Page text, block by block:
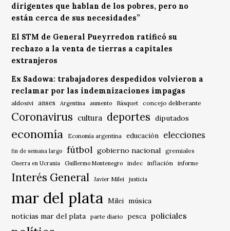
dirigentes que hablan de los pobres, pero no
están cerca de sus necesidades”
El STM de General Pueyrredon ratificó su
rechazo a la venta de tierras a capitales
extranjeros
Ex Sadowa: trabajadores despedidos volvieron a
reclamar por las indemnizaciones impagas
aldosivi anses Argentina aumento Básquet concejo deliberante
Coronavirus cultura deportes diputados
economía Economía argentina educación elecciones
fin de semana largo fútbol gobierno nacional gremiales
Guerra en Ucrania Guillermo Montenegro indec inflación informe
Interés General Javier Milei justicia
mar del plata Milei música
noticias mar del plata
parte diario pesca policiales